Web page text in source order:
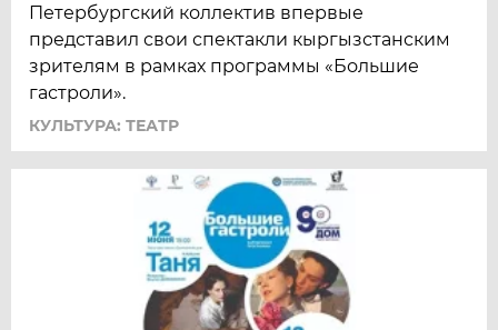
Петербургский коллектив впервые
представил свои спектакли кыргызстанским
зрителям в рамках программы «Большие
гастроли».
КУЛЬТУРА: ТЕАТР